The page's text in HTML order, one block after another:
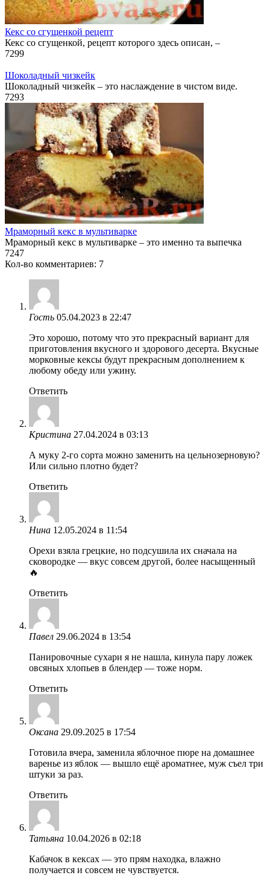
Кекс со сгущенкой рецепт
Кекс со сгущенкой, рецепт которого здесь описан, –
7299
Шоколадный чизкейк
Шоколадный чизкейк – это наслаждение в чистом виде.
7293
Мраморный кекс в мультиварке
Мраморный кекс в мультиварке – это именно та выпечка
7247
Кол-во комментариев: 7
Гость 05.04.2023 в 22:47
Это хорошо, потому что это прекрасный вариант для
приготовления вкусного и здорового десерта. Вкусные
морковные кексы будут прекрасным дополнением к
любому обеду или ужину.
Ответить
Кристина 27.04.2024 в 03:13
А муку 2-го сорта можно заменить на цельнозерновую?
Или сильно плотно будет?
Ответить
Нина 12.05.2024 в 11:54
Орехи взяла грецкие, но подсушила их сначала на
сковородке — вкус совсем другой, более насыщенный
🔥
Ответить
Павел 29.06.2024 в 13:54
Панировочные сухари я не нашла, кинула пару ложек
овсяных хлопьев в блендер — тоже норм.
Ответить
Оксана 29.09.2025 в 17:54
Готовила вчера, заменила яблочное пюре на домашнее
варенье из яблок — вышло ещё ароматнее, муж съел три
штуки за раз.
Ответить
Татьяна 10.04.2026 в 02:18
Кабачок в кексах — это прям находка, влажно
получается и совсем не чувствуется.